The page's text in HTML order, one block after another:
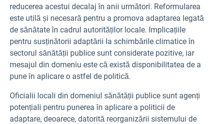
reducerea acestui decalaj în anii următori. Reformularea
este utilă și necesară pentru a promova adaptarea legată
de sănătate în cadrul autorităților locale. Implicațiile
pentru susținătorii adaptării la schimbările climatice în
sectorul sănătății publice sunt considerate pozitive, iar
mesajul din domeniu este că există disponibilitatea de a
pune în aplicare o astfel de politică.
Oficialii locali din domeniul sănătății publice sunt agenți
potențiali pentru punerea în aplicare a politicii de
adaptare, deoarece, datorită reorganizării sistemului de